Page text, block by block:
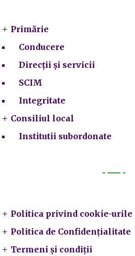
Primărie
Conducere
Direcții și servicii
SCIM
Integritate
Consiliul local
Institutii subordonate
Politica privind cookie-urile
Politica de Confidențialitate
Termeni și condiții